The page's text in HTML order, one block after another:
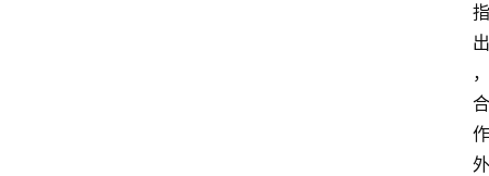
指
出
，
合
作
外